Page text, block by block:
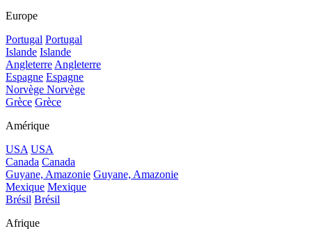
Europe
Portugal Portugal
Islande Islande
AngleterreAngleterre
Espagne Espagne
Norvège Norvège
Grèce Grèce
Amérique
USA USA
Canada Canada
Guyane, Amazonie Guyane, Amazonie
Mexique Mexique
Brésil Brésil
Afrique